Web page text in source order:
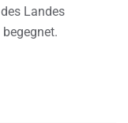
Landes